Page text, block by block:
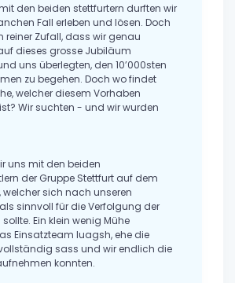
den beiden stettfurtern durften wir
Fall erleben und lösen. Doch
reiner Zufall, dass wir genau
dieses grosse Jubiläum
uns überlegten, den 10’000sten
zu begehen. Doch wo findet
welcher diesem Vorhaben
Wir suchten - und wir wurden
uns mit den beiden
der Gruppe Stettfurt auf dem
welcher sich nach unseren
sinnvoll für die Verfolgung der
Ein klein wenig Mühe
Einsatzteam luagsh, ehe die
sass und wir endlich die
konnten.